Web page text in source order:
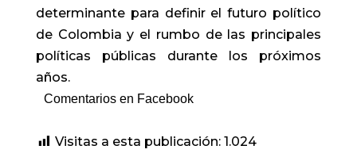
determinante para definir el futuro político
de Colombia y el rumbo de las principales
políticas públicas durante los próximos
años.
Comentarios en Facebook
Visitas a esta publicación: 1.024